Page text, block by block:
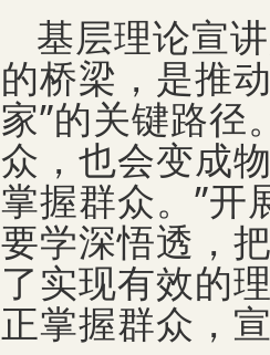
基层理论宣
的桥梁，是推
家”的关键路径
众，也会变成
掌握群众。”开
要学深悟透，
了实现有效的
正掌握群众，